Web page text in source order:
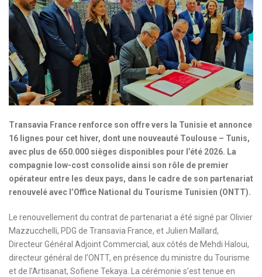
Transavia France renforce son offre vers la Tunisie et annonce
16 lignes pour cet hiver, dont une nouveauté Toulouse – Tunis,
avec plus de 650.000 sièges disponibles pour l’été 2026. La
compagnie low-cost consolide ainsi son rôle de premier
opérateur entre les deux pays, dans le cadre de son partenariat
renouvelé avec l’Office National du Tourisme Tunisien (ONTT).
Le renouvellement du contrat de partenariat a été signé par Olivier
Mazzucchelli, PDG de Transavia France, et Julien Mallard,
Directeur Général Adjoint Commercial, aux côtés de Mehdi Haloui,
directeur général de l’ONTT, en présence du ministre du Tourisme
et de l’Artisanat, Sofiene Tekaya. La cérémonie s’est tenue en